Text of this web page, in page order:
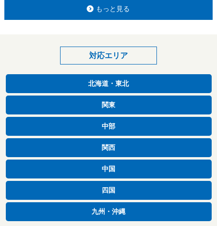
もっと見る
対応エリア
北海道・東北
関東
中部
関西
中国
四国
九州・沖縄